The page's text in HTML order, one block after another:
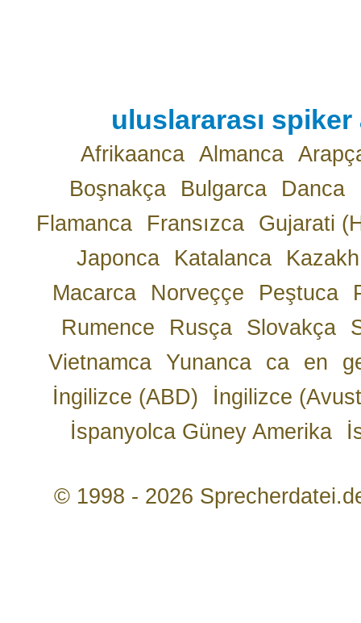
uluslararası
Afrikaanca Almanca
Boşnakça
Bulgarca Danca
Flamanca
Fransızca
Gujarati
Japonca
Katalanca
Kazakh
Macarca
Norveççe Peştuca
Rumence
Rusça Slovakça
Vietnamca
Yunanca ca en
İngilizce (ABD)
İngilizce
İspanyolca Güney Amerika
© 1998 - 2026